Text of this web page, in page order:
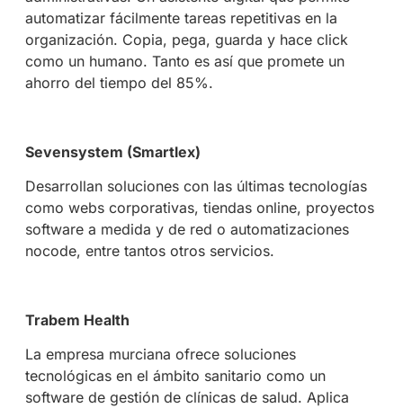
automatizar fácilmente tareas repetitivas en la
organización. Copia, pega, guarda y hace click
como un humano. Tanto es así que promete un
ahorro del tiempo del 85%.
Sevensystem (Smartlex)
Desarrollan soluciones con las últimas tecnologías
como webs corporativas, tiendas online, proyectos
software a medida y de red o automatizaciones
nocode, entre tantos otros servicios.
Trabem Health
La empresa murciana ofrece soluciones
tecnológicas en el ámbito sanitario como un
software de gestión de clínicas de salud. Aplica